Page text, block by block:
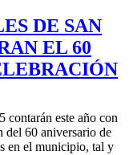
DE SAN
EL 60
contarán este año con
del 60 aniversario de
en el municipio, tal y